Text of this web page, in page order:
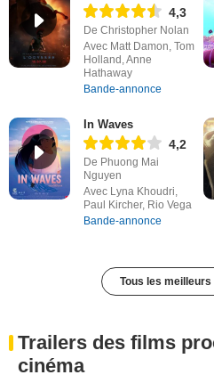
4,3
De Christopher Nolan
Avec Matt Damon, Tom
Holland, Anne
Hathaway
Bande-annonce
In Waves
4,2
De Phuong Mai
Nguyen
Avec Lyna Khoudri,
Paul Kircher, Rio Vega
Bande-annonce
Tous les
Trailers des films
cinéma